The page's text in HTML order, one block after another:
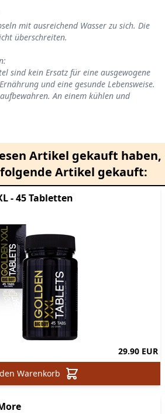
mit ausreichend Wasser zu sich. Die
überschreiten.
sind kein Ersatz für eine ausgewogene
und eine gesunde Lebensweise.
An einem kühlen und
Artikel gekauft haben,
Artikel gekauft:
- 45 Tabletten
29.90 EUR
Warenkorb